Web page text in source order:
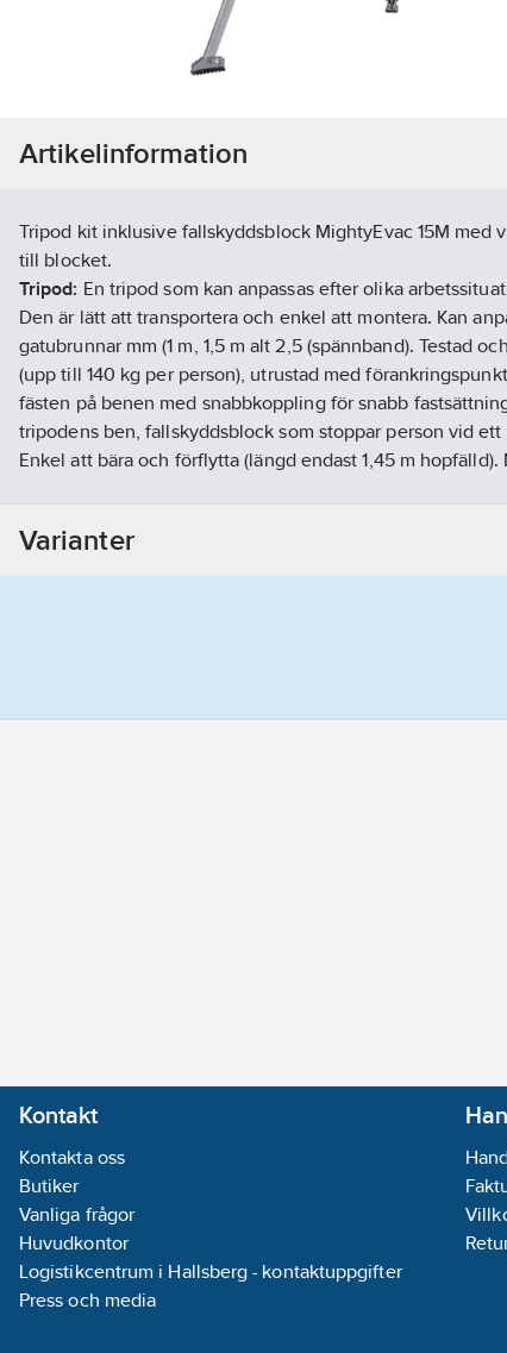
Artikelinformation
Tripod kit inklusive fallskyddsblock MightyEvac 15M med
till blocket.
Tripod: En tripod som kan anpassas efter olika
Den är lätt att transportera och enkel att montera. Kan
gatubrunnar mm (1 m, 1,5 m alt 2,5 (spännband). Testad
(upp till 140 kg per person), utrustad med
fästen på benen med snabbkoppling för snabb
tripodens ben, fallskyddsblock som stoppar person vid ett
Enkel att bära och förflytta (längd endast 1,45 m hopfälld).
förankringslina,utgör tillsammans med Miller Tripod och
stabilt och säkert fallskydd/räddningssystem för trånga
- MightyEvac fallskyddsblock 15M med vajer i rostfritt stål
Varianter
Kontakt
Kontakta oss
Butiker
Vanliga frågor
Huvudkontor
Logistikcentrum i Hallsberg - kontaktuppgifter
Press och media